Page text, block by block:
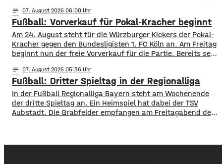
bei Instagram mitgeteilt hat, ist der Vertrag
unterschrieben. In Anlehnung an den berühmten Satz nach
der ersten Mondlandung sagt Heilig, es sei für ihn
notes 07. August 2026 06:00
Fußball: Vorverkauf für Pokal-Kracher beginnt
Am 24. August steht für die Würzburger Kickers der Pokal-
Kracher gegen den Bundesligisten 1. FC Köln an. Am Freitag
beginnt nun der freie Vorverkauf für die Partie. Bereits seit
Freitagmittag 12 Uhr, können aber alle ihre Karten kaufen.
Für das Spiel gegen die Bundesliga-Traditionsmannschaft
wird eine große Kulisse
notes 07. August 2026 05:36
Fußball: Dritter Spieltag in der Regionalliga
In der Fußball Regionalliga Bayern steht am Wochenende
der dritte Spieltag an. Ein Heimspiel hat dabei der TSV
Aubstadt. Die Grabfelder empfangen am Freitagabend den